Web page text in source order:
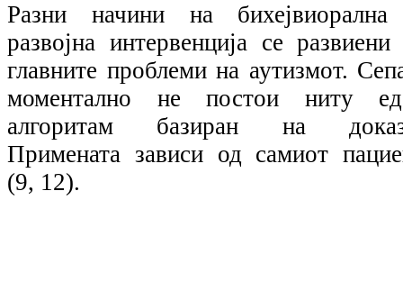
Разни начини на
развојна интервенција се развиени
главните проблеми на аутизмот.
моментално не постои ниту
алгоритам базиран на
Примената зависи од самиот
(9, 12).